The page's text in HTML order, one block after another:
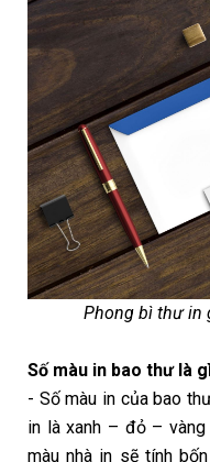
Phong bì thư in
Số màu in bao thư là
- Số màu in của bao
in là xanh – đỏ –
màu nhà in sẽ tính